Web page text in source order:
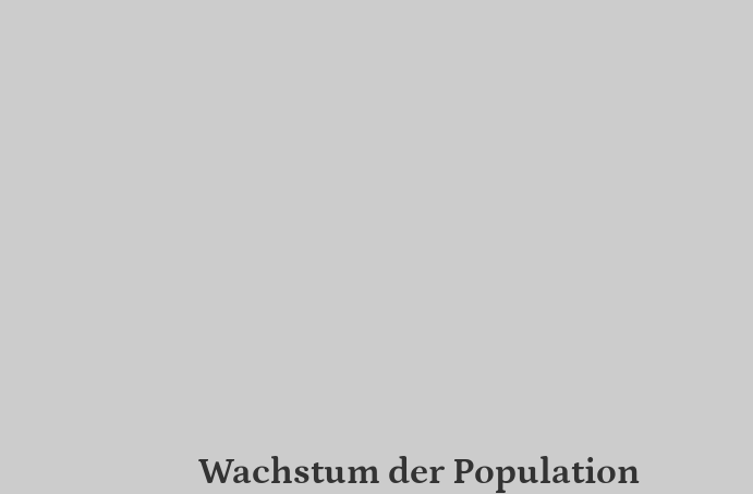
Wachstum der Population